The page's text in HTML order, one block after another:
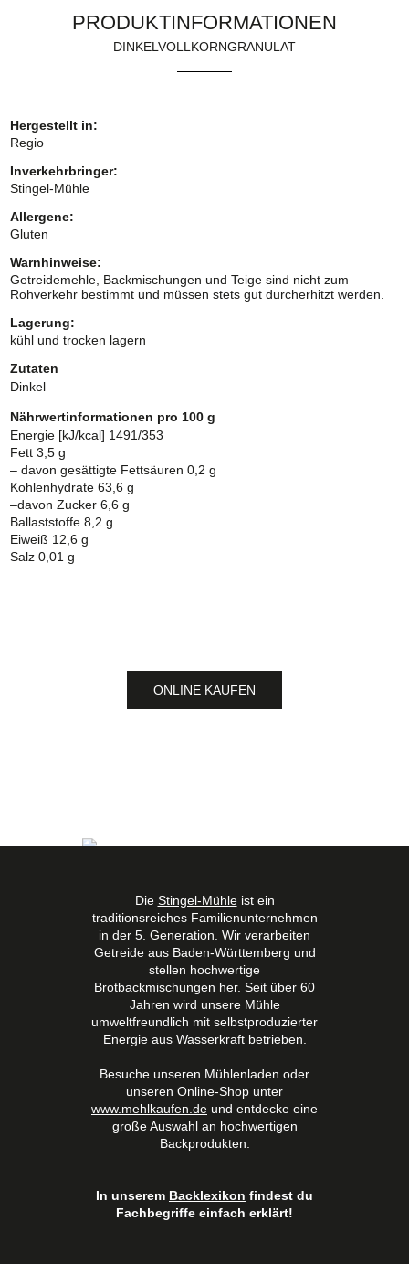
PRODUKTINFORMATIONEN
DINKELVOLLKORNGRANULAT
Hergestellt in:
Regio
Inverkehrbringer:
Stingel-Mühle
Allergene:
Gluten
Warnhinweise:
Getreidemehle, Backmischungen und Teige sind nicht zum
Rohverkehr bestimmt und müssen stets gut durcherhitzt werden.
Lagerung:
kühl und trocken lagern
Zutaten
Dinkel
Nährwertinformationen pro 100 g
Energie [kJ/kcal] 1491/353
Fett 3,5 g
– davon gesättigte Fettsäuren 0,2 g
Kohlenhydrate 63,6 g
–davon Zucker 6,6 g
Ballaststoffe 8,2 g
Eiweiß 12,6 g
Salz 0,01 g
ONLINE KAUFEN
Die Stingel-Mühleist ein
traditionsreiches Familienunternehmen
in der 5. Generation. Wir verarbeiten
Getreide aus Baden-Württemberg und
stellen hochwertige
Brotbackmischungen her. Seit über 60
Jahren wird unsere Mühle
umweltfreundlich mit selbstproduzierter
Energie aus Wasserkraft betrieben.
Besuche unseren Mühlenladen oder
unseren Online-Shop unter
www.mehlkaufen.de und entdecke eine
große Auswahl an hochwertigen
Backprodukten.
In unserem Backlexikon findest du
Fachbegriffe einfach erklärt!